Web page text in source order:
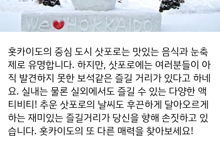
홋카이도의 중심 도시 삿포로는 맛있는 음식과 눈축
제로 유명합니다. 하지만, 삿포로에는 여러분들이 아
직 발견하지 못한 보석같은 즐길 거리가 있다고 하네
요. 실내는 물론 실외에서도 즐길 수 있는 다양한 액
티비티! 추운 삿포로의 날씨도 후끈하게 달아오르게
하는 재미있는 즐길거리가 당신을 향해 손짓하고 있
습니다. 홋카이도의 또 다른 매력을 찾아보세요!